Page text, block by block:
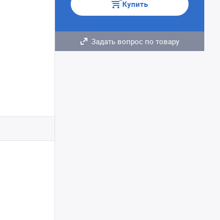
Купить
Задать вопрос по товару